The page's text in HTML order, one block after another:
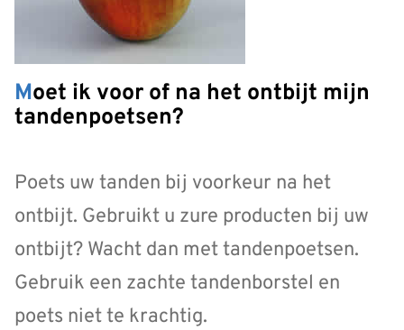
Moet ik voor of na het ontbijt mijn
tandenpoetsen?
Poets uw tanden bij voorkeur na het
ontbijt. Gebruikt u zure producten bij uw
ontbijt? Wacht dan met tandenpoetsen.
Gebruik een zachte tandenborstel en
poets niet te krachtig.